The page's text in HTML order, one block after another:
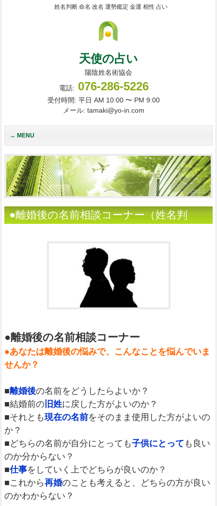
姓名判断 命名 改名 運勢鑑定 金運 相性 占い
天使の占い
陽陰姓名術協会
電話: 076-286-5226
受付時間: 平日 AM 10:00 〜 PM 9:00
メール: tamaki@yo-in.com
MENU
●離婚後の名前相談コーナー（姓名判
●離婚後の名前相談コーナー
●あなたは離婚後の悩みで、こんなことを悩んでいま
せんか？
■離婚後の名前をどうしたらよいか？
■結婚前の旧姓に戻した方がよいのか？
■それとも現在の名前をそのまま使用した方がよいの
か？
■どちらの名前が自分にとっても子供にとって も良い
のか分からない？
■仕事をしていく上でどちらが良いのか？
■これから再婚のことも考えると、どちらの方が良い
のかわからない？